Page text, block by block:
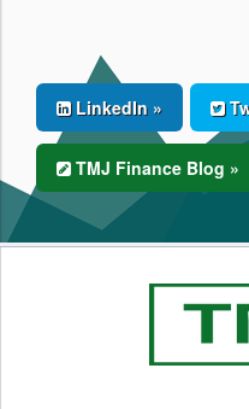
LinkedIn »
TMJ Finance Blog »